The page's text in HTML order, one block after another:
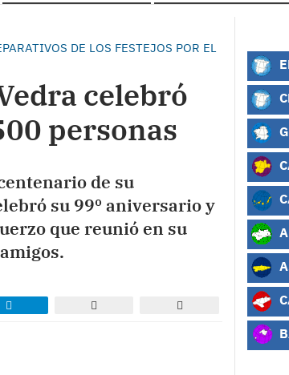
DE LOS FESTEJOS POR EL
celebró
personas
de su
su 99º aniversario y
que reunió en su